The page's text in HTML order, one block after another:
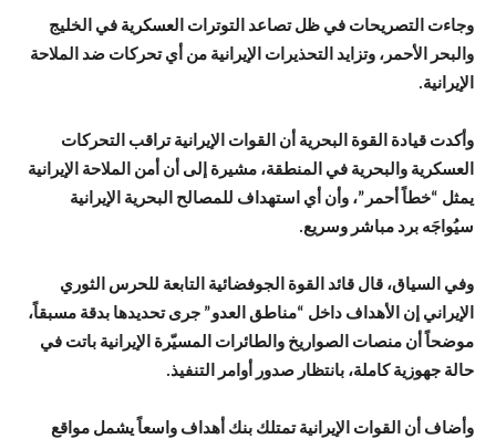
وجاءت التصريحات في ظل تصاعد التوترات العسكرية في الخليج
والبحر الأحمر، وتزايد التحذيرات الإيرانية من أي تحركات ضد الملاحة
الإيرانية.
وأكدت قيادة القوة البحرية أن القوات الإيرانية تراقب التحركات
العسكرية والبحرية في المنطقة، مشيرة إلى أن أمن الملاحة الإيرانية
يمثل “خطاً أحمر”، وأن أي استهداف للمصالح البحرية الإيرانية
سيُواجَه برد مباشر وسريع.
وفي السياق، قال قائد القوة الجوفضائية التابعة للحرس الثوري
الإيراني إن الأهداف داخل “مناطق العدو” جرى تحديدها بدقة مسبقاً،
موضحاً أن منصات الصواريخ والطائرات المسيّرة الإيرانية باتت في
حالة جهوزية كاملة، بانتظار صدور أوامر التنفيذ.
وأضاف أن القوات الإيرانية تمتلك بنك أهداف واسعاً يشمل مواقع